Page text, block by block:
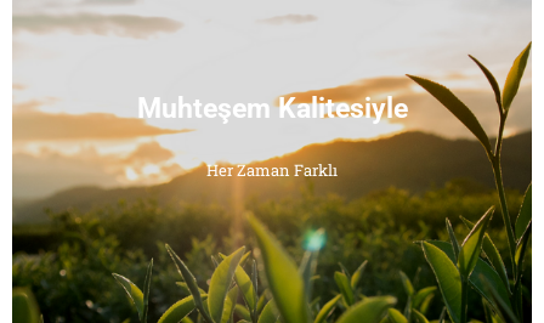
Muhteşem Kalitesiyle
Her Zaman Farklı